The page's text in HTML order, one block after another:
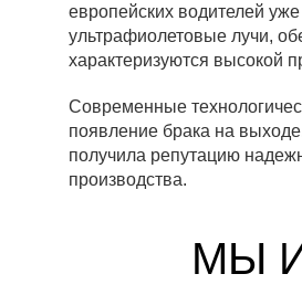
европейских водителей
ультрафиолетовые лучи,
характеризуются высокой
Современные
появление брака на
получила репутацию
производства.
МЫ